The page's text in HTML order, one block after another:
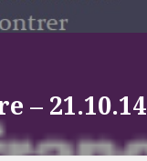
– 21.10.14